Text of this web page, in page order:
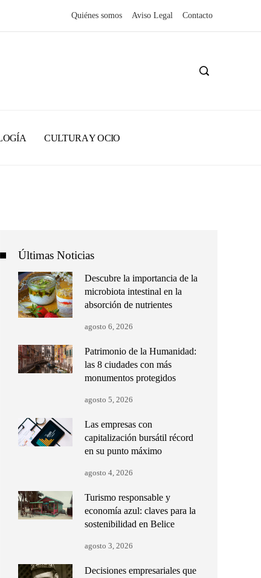
Quiénes somos Aviso Legal Contacto
CULTURA Y OCIO
Últimas Noticias
Descubre la importancia de la
microbiota intestinal en la
absorción de nutrientes
agosto 6, 2026
Patrimonio de la Humanidad:
las 8 ciudades con más
monumentos protegidos
agosto 5, 2026
Las empresas con
capitalización bursátil récord
en su punto máximo
agosto 4, 2026
Turismo responsable y
economía azul: claves para la
sostenibilidad en Belice
agosto 3, 2026
Decisiones empresariales que